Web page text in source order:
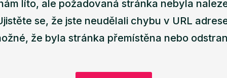
líto, ale požadovaná stránka nebyla
se, že jste neudělali chybu v URL
že byla stránka přemístěna nebo